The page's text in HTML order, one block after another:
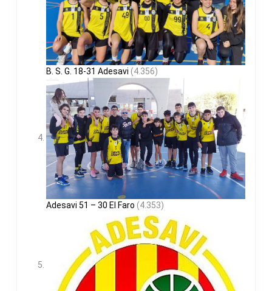
B. S. G. 18-31 Adesavi (4.356)
Adesavi 51 – 30 El Faro (4.353)